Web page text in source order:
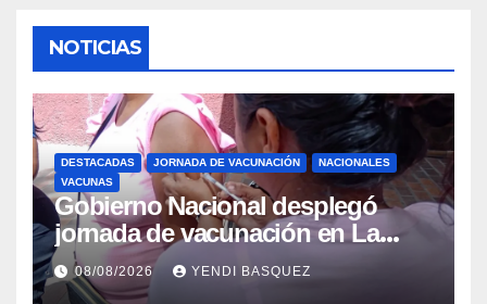
NOTICIAS
DESTACADAS JORNADA DE VACUNACIÓN
NACIONALES
VACUNAS
Gobierno Nacional desplegó
jornada de vacunación en La
Guaira para garantizar protección
epidemiológica
08/08/2026 YENDI BASQUEZ